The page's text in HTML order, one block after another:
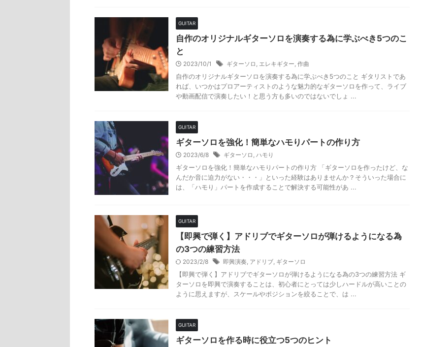
GUITAR
自作のオリジナルギターソロを演奏する為に学ぶべき5つのこ
と
2023/10/1 ギターソロ , エレキギター, 作曲
自作のオリジナルギターソロを演奏する為に学ぶべき5つのこと ギタリストであ
れば、いつかはプロアーティストのような魅力的なギターソロを作って、ライブ
や動画配信で演奏したい！と思う方も多いのではないでしょ ...
GUITAR
ギターソロを強化！簡単なハモりパートの作り方
2023/6/8 ギターソロ , ハモり
ギターソロを強化！簡単なハモりパートの作り方 「ギターソロを作ったけど、な
んだか音に迫力がない・・・」といった経験はありませんか？そういった場合に
は、「ハモり」パートを作成することで解決する可能性があ ...
GUITAR
【即興で弾く】アドリブでギターソロが弾けるようになる為
の3つの練習方法
2023/2/8 即興演奏, アドリブ, ギターソロ
【即興で弾く】アドリブでギターソロが弾けるようになる為の3つの練習方法 ギ
ターソロを即興で演奏することは、初心者にとっては少しハードルが高いことの
ように思えますが、スケールやポジションを絞ることで、は ...
GUITAR
ギターソロを作る時に役立つ5つのヒント